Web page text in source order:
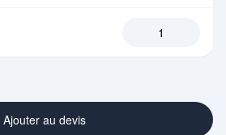
Ajouter au devis